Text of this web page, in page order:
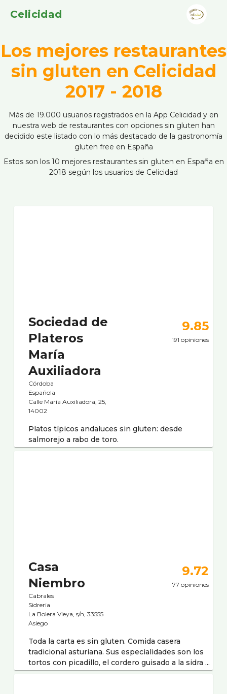
Celicidad
Los mejores restaurantes
sin gluten en Celicidad
2017 - 2018
Más de 19.000 usuarios registrados en la App Celicidad y en
nuestra web de restaurantes con opciones sin gluten han
decidido este listado con lo más destacado de la gastronomía
gluten free en España
Estos son los 10 mejores restaurantes sin gluten en España en
2018 según los usuarios de Celicidad
Sociedad de
Plateros
Marí­a
Auxiliadora
Córdoba
Española
Calle Marí­a Auxiliadora, 25,
14002
9.85
191 opiniones
Platos tí­picos andaluces sin gluten: desde
salmorejo a rabo de toro.
Casa
Niembro
Cabrales
Sidreria
La Bolera Vieya, s/n, 33555
Asiego
9.72
77 opiniones
Toda la carta es sin gluten. Comida casera
tradicional asturiana. Sus especialidades son los
tortos con picadillo, el cordero guisado a la sidra ...